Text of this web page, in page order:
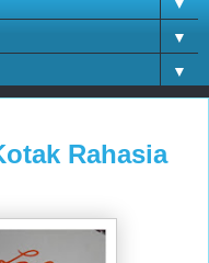
▼
▼
▼
Rahasia